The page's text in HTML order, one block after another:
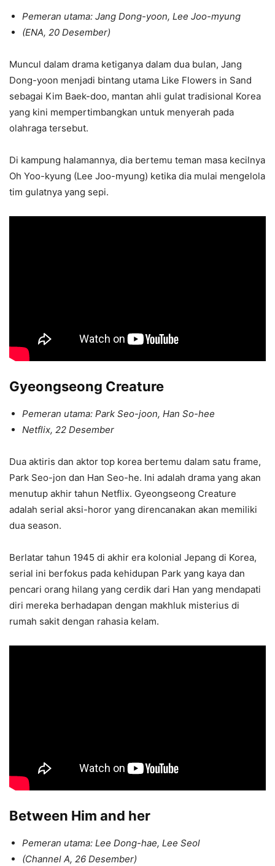
Pemeran utama: Jang Dong-yoon, Lee Joo-myung
(ENA, 20 Desember)
Muncul dalam drama ketiganya dalam dua bulan, Jang
Dong-yoon menjadi bintang utama Like Flowers in Sand
sebagai Kim Baek-doo, mantan ahli gulat tradisional Korea
yang kini mempertimbangkan untuk menyerah pada
olahraga tersebut.
Di kampung halamannya, dia bertemu teman masa kecilnya
Oh Yoo-kyung (Lee Joo-myung) ketika dia mulai mengelola
tim gulatnya yang sepi.
Gyeongseong Creature
Pemeran utama: Park Seo-joon, Han So-hee
Netflix, 22 Desember
Dua aktiris dan aktor top korea bertemu dalam satu frame,
Park Seo-jon dan Han Seo-he. Ini adalah drama yang akan
menutup akhir tahun Netflix. Gyeongseong Creature
adalah serial aksi-horor yang direncanakan akan memiliki
dua season.
Berlatar tahun 1945 di akhir era kolonial Jepang di Korea,
serial ini berfokus pada kehidupan Park yang kaya dan
pencari orang hilang yang cerdik dari Han yang mendapati
diri mereka berhadapan dengan makhluk misterius di
rumah sakit dengan rahasia kelam.
Between Him and her
Pemeran utama: Lee Dong-hae, Lee Seol
(Channel A, 26 Desember)